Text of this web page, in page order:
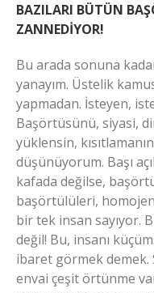
BAZILARI BÜTÜN
ZANNEDİYOR!
Bu arada sonuna
yanayım. Üstelik
yapmadan. İsteyen,
Başörtüsünü, siyasi,
yüklensin,
düşünüyorum. Başı
kafada değilse,
başörtülüleri,
bir tek insan sayıyor.
değil! Bu, insanı
ibaret görmek demek.
envai çeşit örtünme